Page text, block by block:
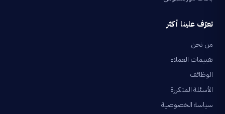
تعرّف علينا أكثر
من نحن
تقييمات العملاء
الوظائف
الأسئلة المتكررة
سياسة الخصوصية